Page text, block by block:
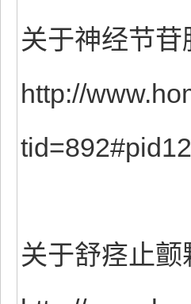
关于神经节苷
http://
关于舒痉止